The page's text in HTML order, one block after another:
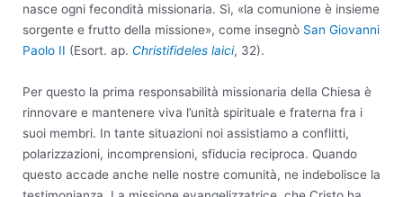
nasce ogni fecondità missionaria. Sì, «la comunione è insieme
sorgente e frutto della missione», come insegnò San Giovanni
Paolo II (Esort. ap. Christifideles laici, 32).
Per questo la prima responsabilità missionaria della Chiesa è
rinnovare e mantenere viva l’unità spirituale e fraterna fra i
suoi membri. In tante situazioni noi assistiamo a conflitti,
polarizzazioni, incomprensioni, sfiducia reciproca. Quando
questo accade anche nelle nostre comunità, ne indebolisce la